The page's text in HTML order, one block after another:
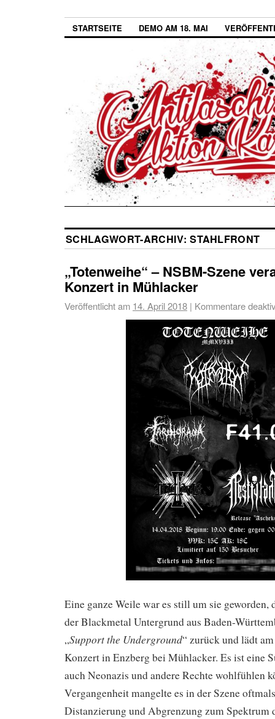
STARTSEITE DEMO AM 18. MAI
SCHLAGWORT-ARCHIV:STAHLFRONT
„Totenweihe“ – NSBM-Szene
Konzert in Mühlacker
Veröffentlicht am 14. April 2018 | Kommentare
Eine ganze Weile war es still um sie geworden,
der Blackmetal Untergrund aus Baden-
„Support the Underground“ zurück und lädt
Konzert in Enzberg bei Mühlacker. Es ist eine
auch Neonazis und andere Rechte wohlfühlen
Vergangenheit mangelte es in der Szene
Distanzierung und Abgrenzung zum Spektrum